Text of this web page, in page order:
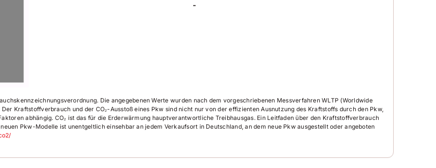
-
Die angegebenen Werte wurden nach dem vorgeschriebenen Messverfahren WLTP (Worldwide
Kraftstoffverbrauch und der CO₂-Ausstoß eines Pkw sind nicht nur von der effizienten Ausnutzung des Kraftstoffs durch den Pkw,
abhängig. CO₂ ist das für die Erderwärmung hauptverantwortliche Treibhausgas. Ein Leitfaden über den Kraftstoffverbrauch
Pkw-Modelle ist unentgeltlich einsehbar an jedem Verkaufsort in Deutschland, an dem neue Pkw ausgestellt oder angeboten